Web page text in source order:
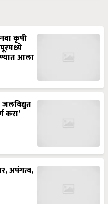
कृषी
आला
जलविद्युत
करा’
अपंगत्व,